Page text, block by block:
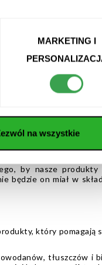
MARKETING I
na wszystkie
gruczoły i organy
zawierają
rozwiązaniem w
orzechowego.
różnicą są
proteinowych
się też na
który możesz
by nasze produkty
będzie on miał w
który pomagają
tłuszczów i